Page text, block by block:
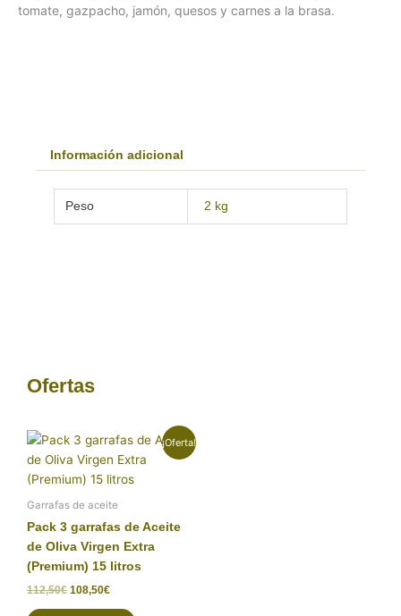
tomate, gazpacho, jamón, quesos y carnes a la brasa.
Información adicional
Peso 2 kg
Ofertas
¡Oferta!
Garrafas de aceite
Pack 3 garrafas de Aceite
de Oliva Virgen Extra
(Premium) 15 litros
112,50€
El
precio
original
era:
108,50€
El
actual
es: